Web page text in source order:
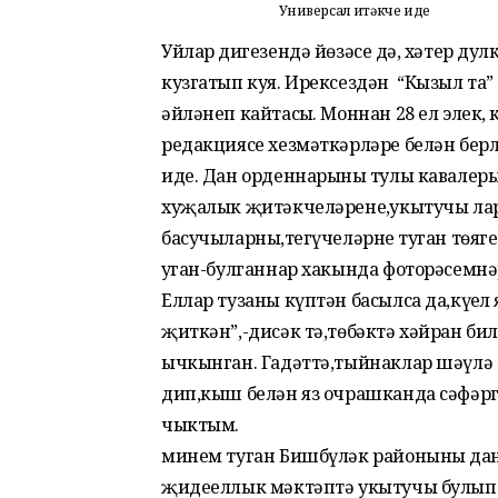
Универсал җитәкче иде
Уйлар диңгезендә йөзәсең дә, хәтер дулкыны еракларда калган сихри мизгелләрне кузгатып куя. Ирексездән “Кызыл таң” ның махсус хәбәрчесе булып эшләгән чорга әйләнеп кайтасың. Моннан 28 ел элек, кышын “Бәлә бәй хәбәрләре” гәзите редакциясе хезмәткәрләре белән берлектә Мәтәүбаш авылына барырга туры килгән иде. Дан орденнарының тулы кавалеры Әһли улла Вәлишинның,шулай ук танылган хуҗалык җитәкчеләренең,укытучы ларының,иҗат әһелләренең,оста пима басучыларның,тегүчеләрнең туган төяге ул. Һәм гәзиттә ”Ничек үтә кичләрең, авыл?”дигән уңган-булганнар хакында фоторәсемнәр белән баетылган күләмле репортаж басылды. Еллар тузаны күптән басылса да,күңел янә шушы якларга тартылды. ” Уй җиткәнгә буй җиткән”,-дисәк тә,төбәктә хәйран билгеле шәхес –Айрат Фазлетдинов күз уңыннан ычкынган. Гадәттә,тыйнаклар шәүлә астында кала шул. Ярый,соң булса да,уң булсын дип,кыш белән яз очрашканда сәфәргә чыктым. ...Баксаң,Айрат ага минем туган Бишбүләк районының данлыклы Мәнәвез –Мәскәү авылындагы җидееллык мәктәптә укытучы булып хезмәт юлын баш лаган икән. 1956 елда исә, аның күңеле барыбер кендек каны тамган җиргә-- Мәтәүбашка тартыла. Чөнки туган якның назлы җиле дә,хәтта әче әреме дә сиңа шифа бирә сыман.Чияле тавын,Бүре кулын,сабантуйлар гөрләгән Сал кын чишмә буйларын сагынмыйча,чит-ят җирләрдә ничек түзепләр ятсын инде?! Шуңа да, Айрат кайчандыр үзе белем кыяларына үрмәләгән мәктәбе нә кайтып,тарих укытучысы булып эшкә урнаша. Беренче көннәрдән үк балаларга күңел җылысын биреп,ул аларда үзенә карата олы ихтитирам уята. Тарих укытучысы буларак,чагыштырмача яшь белгеч туган якның үткәне белән бәйләп,төрле мисалларга мөрәҗәгать итә. Шуңа да,дәресләрендә авылдан чыккан мәртәбәле сугыш һәм хезмәт ветераннарын искә алып,укучыларның күңеленә сеңдерә.Аларда рухи көч,патриотик хис тәрбия ләргә омтыла. Ни дисәң дә,Мәтәүбаш авыл Советы җирлегеннән фронтка 375 кеше китә,ни аяныч,шуларның 158 е генә туган якларына әйләнеп кайта... Укытучы өчен һәр дәрес үзе бер имтихандыр ул. Билгеле,һәр дәрескә әзерлә неп,аның планын төзеп керергә,укучының игътибарын җәлеп итү өчен күргәз мә әсбаплар,җанлы мисаллар да куллана белергә кирәк. Төрле уңай чагышты руларны укучының күңел түренә шытымлы орлык кебек сала алу да мөһим. Арадагы начаррак өлгәшүчеләргә исә янә бер аерым психологик якынлык ки рәк. Алар белән өстәмә дәресләр үткәрү—шулай ук мөгаллимнән сабырлык сорый. Максат— бер укучының да сыйныфтан күчми калуына юл куймау. Кыскасы,нинди генә хәлдә дә балалар белән яхшы мөгамәләдә булу кирәк. Шулай,җиң сызганып эшләп йөргәндә, авыл халкы район җитәкчелеге белән берлектә югары белемле укытучыны,оештыру сәләтенә ия булган Айрат ага Фазлетдиновны 1962 елда “Авангард” колхозы рәисе итеп сайлап куялар. Исеме дә ничек яңгырый бит әле! 9 ел гади генә педагог булып эшләгән кешегә хуҗалык йөген тарту өчен авылдашларның психологиясен шактый өйрәнергә, төннәр буе һәммәсен күңелнең иң нечкә иләгеннән үткәрергә туры килгәндер,мөгаен. Кемгә ничек якын килергә,кем нәрсәгә хирыс? Алтын урталыкны да сакларга кирәк, шул ук вакытта дилбегәне дә җибәрергә ярамый. Авылларның бик мөшкел чагы:юллар җимерек,кешеләр салам түбәле йортларда яши. Эчәр суы да,электр энергиясе дә юк. Басулардагы игеннәрнең дә гектар куәте чамалы. Бу дәлилләрне Мәтәүбашта гомер итүче,күптәнге танышым, сине ихлас капка яныннан каршы алучы,хезмәт ветераны Мәгъдән абый Галимуллин җиткерде. Йокысыз төннәр,баш миен әледән-әле бораулаган уй-максатлар яңа рәискә тынгылык бирми. Шулай, Айрат Кәшәфетдин улы авылны электрлаштыру мәсьәләсе буенча 1967 елда Уфада бер түрәнең кабинетына керә. Үзенең гозерен бәйнә-бәйнә сөйләп бирә. Түрә кешенең күзләре рәиснең затлы бүрегенә бик кызыга,хәтта уратып әйтеп куя. Изге максат белән килгән Айрат ага матур бүреге белән хушлашырга риза була,әмма зур проблема хәл ителә. “Баш исән булсын,иң мөһиме—йортларда Ильич уты янсын”,--дигәндер. Әйе,электр энергиясе ярдәмендә шактый мәсьәләләрне хәл итеп булган.То ра-бара юллар ,машина-трактор паркы,фермалар төзелә,йортларга су керә. Әңгәмә барышында 9 айлык чагында ук ятимлек җиленә дучар булган 81 яшь лек